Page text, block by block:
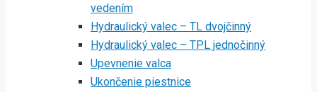
vedením
Hydraulický valec – TL dvojčinný
Hydraulický valec – TPL jednočinný
Upevnenie valca
Ukončenie piestnice